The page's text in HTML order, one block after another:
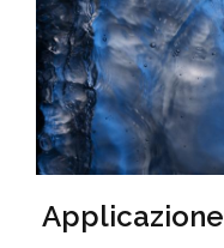
Applicazione